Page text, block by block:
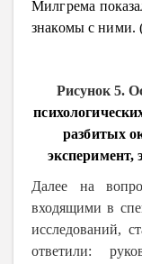
Милгрема
знакомы с ними.
Рисунок 5.
разбитых
Далее на
входящими в
исследований,
ответили: